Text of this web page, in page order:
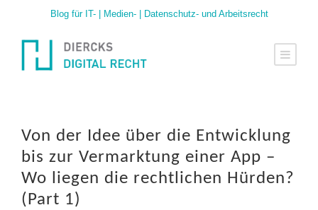
Blog für IT- | Medien- | Datenschutz- und Arbeitsrecht
Von der Idee über die Entwicklung
bis zur Vermarktung einer App –
Wo liegen die rechtlichen Hürden?
(Part 1)